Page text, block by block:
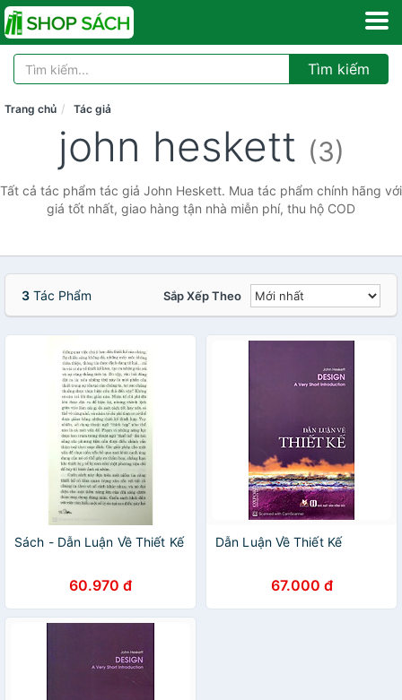
Tìm kiếm
Trang chủ Tác giả
john heskett (3)
Tất cả tác phẩm tác giả John Heskett. Mua tác phẩm chính hãng với
giá tốt nhất, giao hàng tận nhà miễn phí, thu hộ COD
3 Tác Phẩm Sắp Xếp Theo
Sách - Dẫn Luận Về Thiết Kế
60.970 đ
Dẫn Luận Về Thiết Kế
67.000 đ